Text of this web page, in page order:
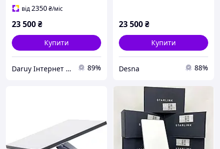
від2350₴/міс
23 500₴
Купити
Daruy Інтернет Магазин "Туристичне спорядження" 89%
23 500₴
Купити
Desna 88%